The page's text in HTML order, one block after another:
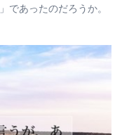
であったのだろうか。